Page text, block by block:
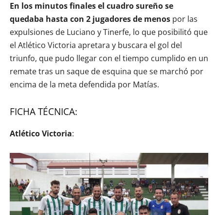
En los minutos finales el cuadro sureño se
quedaba hasta con 2 jugadores de menos por las
expulsiones de Luciano y Tinerfe, lo que posibilitó que
el Atlético Victoria apretara y buscara el gol del
triunfo, que pudo llegar con el tiempo cumplido en un
remate tras un saque de esquina que se marchó por
encima de la meta defendida por Matías.
FICHA TÉCNICA:
Atlético Victoria: